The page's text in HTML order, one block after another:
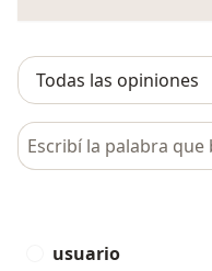
Busca en opiniones
usuario